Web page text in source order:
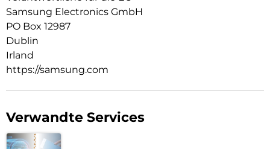
Samsung Electronics GmbH
PO Box 12987
Dublin
Irland
https://samsung.com
Verwandte Services